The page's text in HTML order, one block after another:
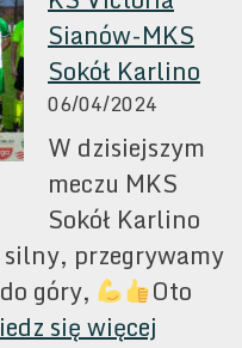
Sianów-MKS
Sokół Karlino
06/04/2024
W dzisiejszym
meczu MKS
Sokół Karlino
silny, przegrywamy
góry,
Oto
się więcej